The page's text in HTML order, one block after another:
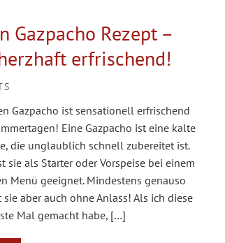
Gazpacho Rezept –
erfrischend!
Gazpacho ist sensationell erfrischend
Eine Gazpacho ist eine kalte
die unglaublich schnell zubereitet ist.
sie als Starter oder Vorspeise bei einem
Menü geeignet. Mindestens genauso
aber auch ohne Anlass! Als ich diese
Mal gemacht habe, […]